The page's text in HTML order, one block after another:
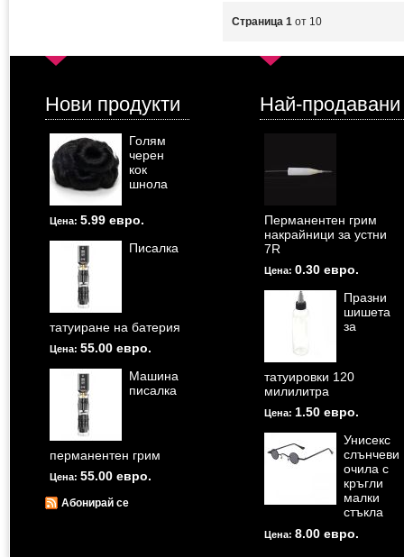
Страница 1 от 10
Нови продукти
Голям
черен
кок
шнола
Цена: 5.99 евро.
Писалка
татуиране на батерия
Цена: 55.00 евро.
Машина
писалка
перманентен грим
Цена: 55.00 евро.
Абонирай се
Най-продавани
Перманентен грим
накрайници за устни
7R
Цена: 0.30 евро.
Празни
шишета
за
татуировки 120
милилитра
Цена: 1.50 евро.
Унисекс
слънчеви
очила с
кръгли
малки
стъкла
Цена: 8.00 евро.